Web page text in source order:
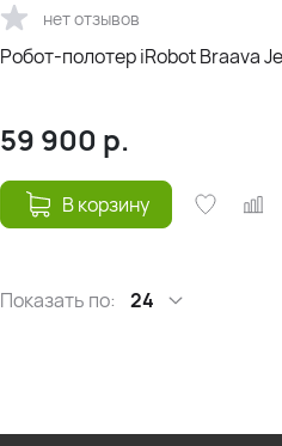
нет отзывов
Робот-полотер iRobot Braava
59 900 р.
В корзину
Показать по: 24